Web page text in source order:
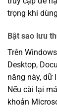
trọng khi
Bật sao lưu
Trên
Desktop,
năng này, dữ
Nếu cài lại
khoản